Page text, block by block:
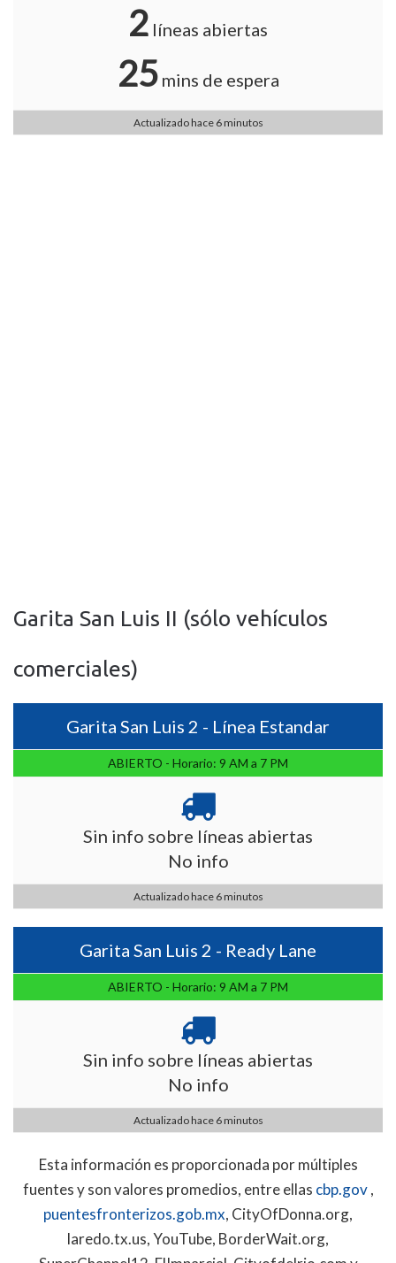
2 líneas abiertas
25mins de espera
Actualizado hace 6 minutos
Garita San Luis II (sólo vehículos
comerciales)
Garita San Luis 2 - Línea Estandar
ABIERTO - Horario: 9 AM a 7 PM
Sin info sobre líneas abiertas
No info
Actualizado hace 6 minutos
Garita San Luis 2 - Ready Lane
ABIERTO - Horario: 9 AM a 7 PM
Sin info sobre líneas abiertas
No info
Actualizado hace 6 minutos
Esta información es proporcionada por múltiples
fuentes y son valores promedios, entre ellas cbp.gov,
puentesfronterizos.gob.mx, CityOfDonna.org,
laredo.tx.us, YouTube, BorderWait.org,